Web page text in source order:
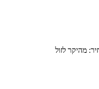
מהיקר לזול